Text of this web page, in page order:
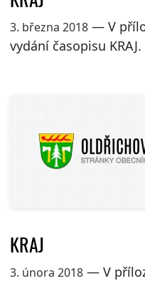
3. března 2018— V
vydání časopisu KRAJ.
KRAJ
3. února 2018— V